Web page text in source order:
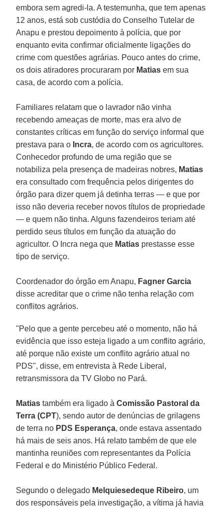
embora sem agredi-la. A testemunha, que tem apenas
12 anos, está sob custódia do Conselho Tutelar de
Anapu e prestou depoimento à polícia, que por
enquanto evita confirmar oficialmente ligações do
crime com questões agrárias. Pouco antes do crime,
os dois atiradores procuraram por Matiasem sua
casa, de acordo com a polícia.
Familiares relatam que o lavrador não vinha
recebendo ameaças de morte, mas era alvo de
constantes críticas em função do serviço informal que
prestava para o Incra, de acordo com os agricultores.
Conhecedor profundo de uma região que se
notabiliza pela presença de madeiras nobres, Matias
era consultado com frequência pelos dirigentes do
órgão para dizer quem já detinha terras — e que por
isso não deveria receber novos títulos de propriedade
— e quem não tinha. Alguns fazendeiros teriam até
perdido seus títulos em função da atuação do
agricultor. O Incra nega que Matias prestasse esse
tipo de serviço.
Coordenador do órgão em Anapu, Fagner Garcia
disse acreditar que o crime não tenha relação com
conflitos agrários.
"Pelo que a gente percebeu até o momento, não há
evidência que isso esteja ligado a um conflito agrário,
até porque não existe um conflito agrário atual no
PDS", disse, em entrevista à Rede Liberal,
retransmissora da TV Globo no Pará.
Matiastambém era ligado àComissão Pastoral da
Terra (CPT), sendo autor de denúncias de grilagens
de terra no PDS Esperança, onde estava assentado
há mais de seis anos. Há relato também de que ele
mantinha reuniões com representantes da Polícia
Federal e do Ministério Público Federal.
Segundo o delegado Melquiesedeque Ribeiro, um
dos responsáveis pela investigação, a vítima já havia